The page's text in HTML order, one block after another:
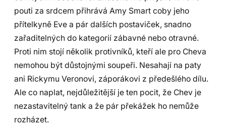
pouti za srdcem přihrává Amy Smart coby jeho
přítelkyně Eve a pár dalších postaviček, snadno
zařaditelných do kategorií zábavné nebo otravné.
Proti nim stojí několik protivníků, kteří ale pro Cheva
nemohou být důstojnými soupeři. Nesahají na paty
ani Rickymu Veronovi, záporákovi z předešlého dílu.
Ale co naplat, nejdůležitější je ten pocit, že Chev je
nezastavitelný tank a že pár překážek ho nemůže
rozházet.